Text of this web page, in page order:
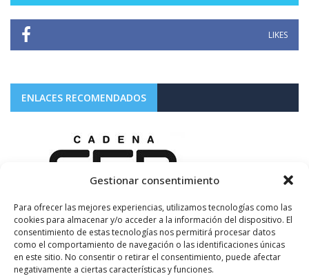
Gestionar consentimiento
Para ofrecer las mejores experiencias, utilizamos tecnologías como las
cookies para almacenar y/o acceder a la información del dispositivo. El
consentimiento de estas tecnologías nos permitirá procesar datos
como el comportamiento de navegación o las identificaciones únicas
en este sitio. No consentir o retirar el consentimiento, puede afectar
negativamente a ciertas características y funciones.
LIKES
ENLACES RECOMENDADOS